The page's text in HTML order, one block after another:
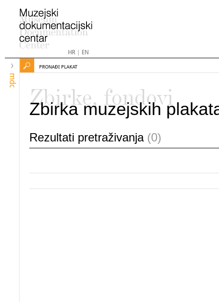
HR| EN
mdc
PRONAĐI PLAKAT
Zbirke, fondovi
Zbirka muzejskih
Rezultati pretraživanja (0)